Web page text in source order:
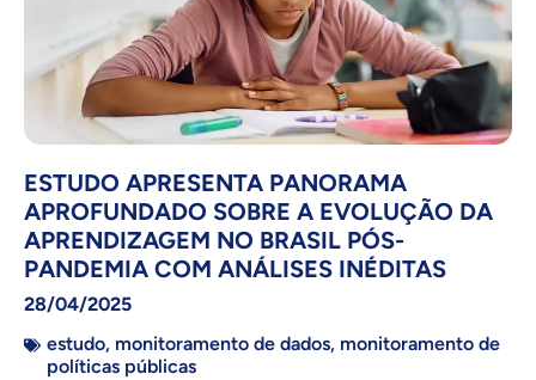
ESTUDO APRESENTA PANORAMA
APROFUNDADO SOBRE A EVOLUÇÃO DA
APRENDIZAGEM NO BRASIL PÓS-
PANDEMIA COM ANÁLISES INÉDITAS
28/04/2025
estudo, monitoramento de dados, monitoramento de
políticas públicas